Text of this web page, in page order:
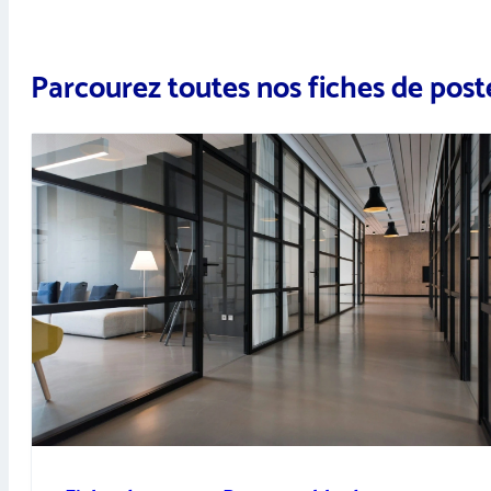
Parcourez toutes nos fiches de